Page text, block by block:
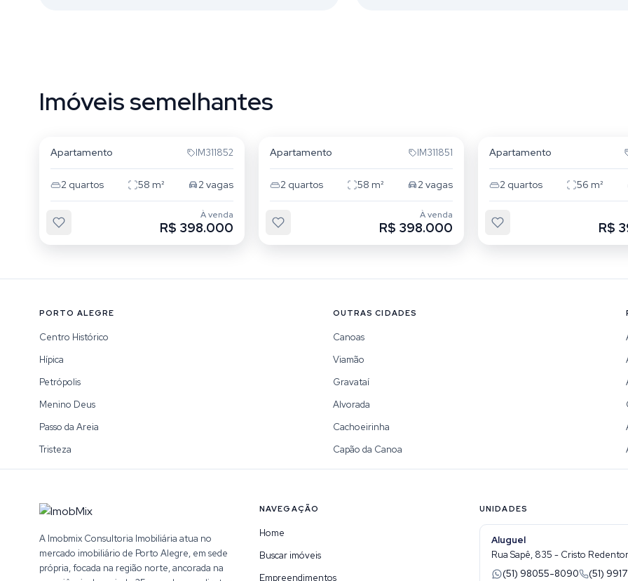
Imóveis semelhantes
Apartamento IM311852
2 quartos 58 m² 2vagas
À venda
R$ 398.000
Apartamento IM311851
2 quartos 58 m² 2vagas
À venda
R$ 398.000
Apartamento
2 quartos 56 m²
R$
PORTO ALEGRE
Centro Histórico
Hípica
Petrópolis
Menino Deus
Passo da Areia
Tristeza
OUTRAS CIDADES
Canoas
Viamão
Gravataí
Alvorada
Cachoeirinha
Capão da Canoa
A Imobmix Consultoria Imobiliária atua no
mercado imobiliário de Porto Alegre, em sede
própria, focada na região norte, ancorada na
NAVEGAÇÃO
Home
Buscar imóveis
Empreendimentos
UNIDADES
Aluguel
Rua Sapê, 835 - Cristo
(51) 98055-8090
(51)